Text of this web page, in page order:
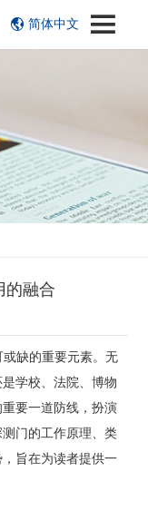
简体中文
的融合
缺的重要元素。无
学校、法院、博物
要一道防线，扮演
门的工作原理、类
旨在为读者提供一